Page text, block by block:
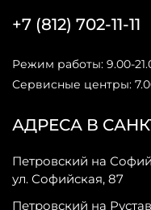
АДРЕСА В
Петровский на
ул. Софийская, 87
Петровский на
+7 (812) 702-11-11
Режим работы: 9.00-
Сервисные центры: